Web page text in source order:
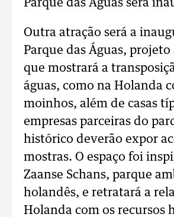
Parque das Águas será
Outra atração será a
Parque das Águas,
que mostrará a
águas, como na Holanda
moinhos, além de casas
empresas parceiras do
histórico deverão expor
mostras. O espaço foi
Zaanse Schans, parque
holandês, e retratará a
Holanda com os recursos